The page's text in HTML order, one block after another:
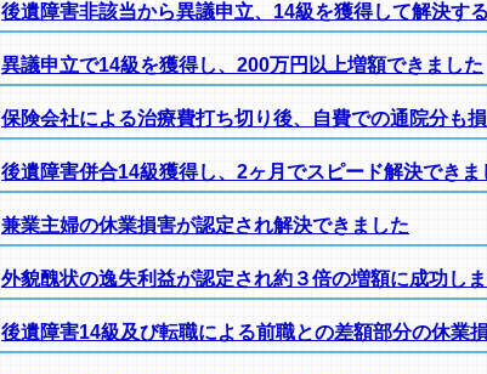
後遺障害非該当から異議申立、14級を獲得して解決す
異議申立で14級を獲得し、200万円以上増額できました
保険会社による治療費打ち切り後、自費での通院分も
後遺障害併合14級獲得し、2ヶ月でスピード解決できま
兼業主婦の休業損害が認定され解決できました
外貌醜状の逸失利益が認定され約３倍の増額に成功し
後遺障害14級及び転職による前職との差額部分の休業